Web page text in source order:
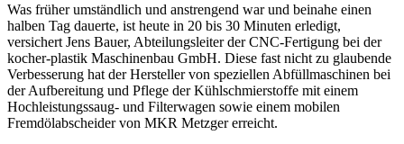
Was früher umständlich und anstrengend war und beinahe einen
halben Tag dauerte, ist heute in 20 bis 30 Minuten erledigt,
versichert Jens Bauer, Abteilungsleiter der CNC-Fertigung bei der
kocher-plastik Maschinenbau GmbH. Diese fast nicht zu glaubende
Verbesserung hat der Hersteller von speziellen Abfüllmaschinen bei
der Aufbereitung und Pflege der Kühlschmierstoffe mit einem
Hochleistungssaug- und Filterwagen sowie einem mobilen
Fremdölabscheider von MKR Metzger erreicht.